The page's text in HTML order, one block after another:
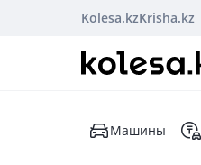
Kolesa.kzKrisha.kz
Машины